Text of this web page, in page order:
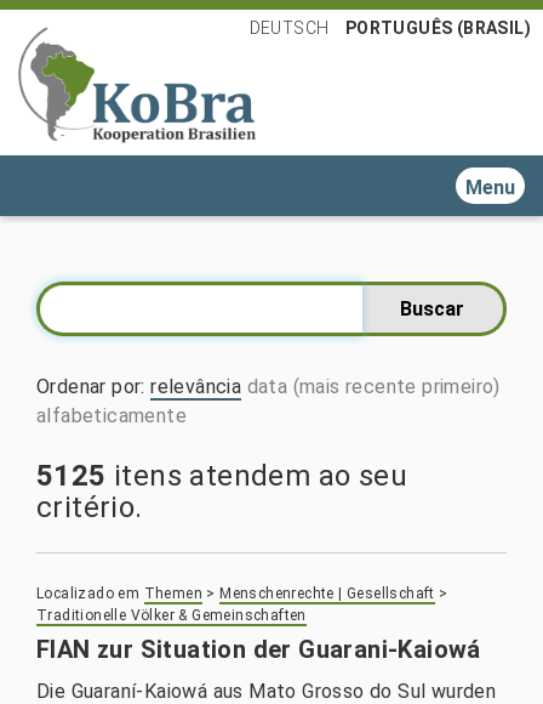
DEUTSCH PORTUGUÊS (BRASIL)
Toggle
Ordenar por:relevância data (mais recente primeiro)
alfabeticamente
5125 itens atendem ao seu
critério.
Localizado em Themen > Menschenrechte | Gesellschaft >
Traditionelle Völker & Gemeinschaften
FIAN zur Situation der Guarani-Kaiowá
Die Guaraní-Kaiowá aus Mato Grosso do Sul wurden